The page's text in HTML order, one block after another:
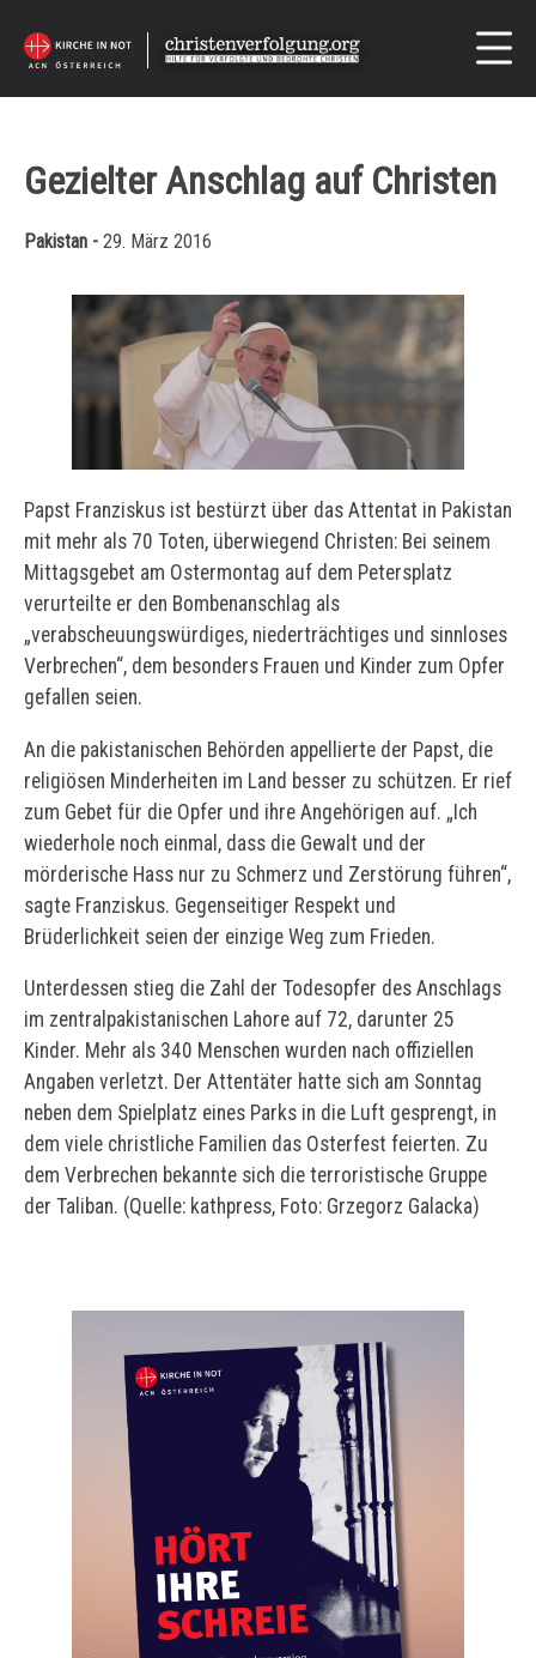
Gezielter Anschlag auf Christen
Pakistan - 29. März 2016
Papst Franziskus ist bestürzt über das Attentat in Pakistan
mit mehr als 70 Toten, überwiegend Christen: Bei seinem
Mittagsgebet am Ostermontag auf dem Petersplatz
verurteilte er den Bombenanschlag als
„verabscheuungswürdiges, niederträchtiges und sinnloses
Verbrechen“, dem besonders Frauen und Kinder zum Opfer
gefallen seien.
An die pakistanischen Behörden appellierte der Papst, die
religiösen Minderheiten im Land besser zu schützen. Er rief
zum Gebet für die Opfer und ihre Angehörigen auf. „Ich
wiederhole noch einmal, dass die Gewalt und der
mörderische Hass nur zu Schmerz und Zerstörung führen“,
sagte Franziskus. Gegenseitiger Respekt und
Brüderlichkeit seien der einzige Weg zum Frieden.
Unterdessen stieg die Zahl der Todesopfer des Anschlags
im zentralpakistanischen Lahore auf 72, darunter 25
Kinder. Mehr als 340 Menschen wurden nach offiziellen
Angaben verletzt. Der Attentäter hatte sich am Sonntag
neben dem Spielplatz eines Parks in die Luft gesprengt, in
dem viele christliche Familien das Osterfest feierten. Zu
dem Verbrechen bekannte sich die terroristische Gruppe
der Taliban. (Quelle: kathpress, Foto: Grzegorz Galacka)